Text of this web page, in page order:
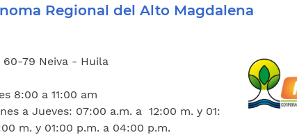
Regional del Alto Magdalena
60-79 Neiva - Huila
8:00 a 11:00 am
a Jueves: 07:00 a.m. a 12:00 m. y 01:00 p.m. a
m. y 01:00 p.m. a 04:00 p.m.